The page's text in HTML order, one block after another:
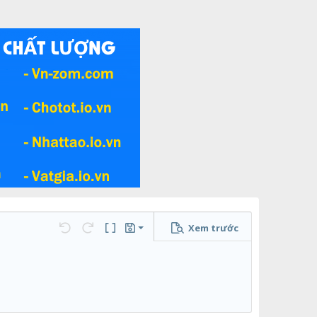
Undo Redo Toggle BB code
Bản thảo
Lưu nháp
Xem trước